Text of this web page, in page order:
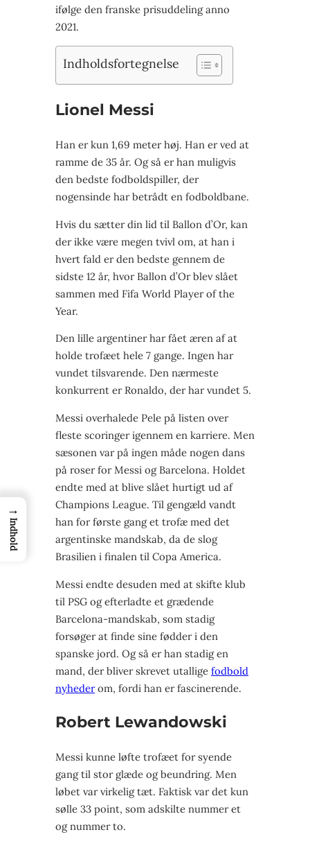
ifølge den franske prisuddeling anno
2021.
Indholdsfortegnelse
Lionel Messi
Han er kun 1,69 meter høj. Han er ved at
ramme de 35 år. Og så er han muligvis
den bedste fodboldspiller, der
nogensinde har betrådt en fodboldbane.
Hvis du sætter din lid til Ballon d’Or, kan
der ikke være megen tvivl om, at han i
hvert fald er den bedste gennem de
sidste 12 år, hvor Ballon d’Or blev slået
sammen med Fifa World Player of the
Year.
Den lille argentiner har fået æren af at
holde trofæet hele 7 gange. Ingen har
vundet tilsvarende. Den nærmeste
konkurrent er Ronaldo, der har vundet 5.
Messi overhalede Pele på listen over
fleste scoringer igennem en karriere. Men
sæsonen var på ingen måde nogen dans
på roser for Messi og Barcelona. Holdet
endte med at blive slået hurtigt ud af
Champions League. Til gengæld vandt
han for første gang et trofæ med det
argentinske mandskab, da de slog
Brasilien i finalen til Copa America.
Messi endte desuden med at skifte klub
til PSG og efterladte et grædende
Barcelona-mandskab, som stadig
forsøger at finde sine fødder i den
spanske jord. Og så er han stadig en
mand, der bliver skrevet utallige fodbold
nyhederom, fordi han er fascinerende.
Robert Lewandowski
Messi kunne løfte trofæet for syende
gang til stor glæde og beundring. Men
løbet var virkelig tæt. Faktisk var det kun
sølle 33 point, som adskilte nummer et
og nummer to.
→
Indhold